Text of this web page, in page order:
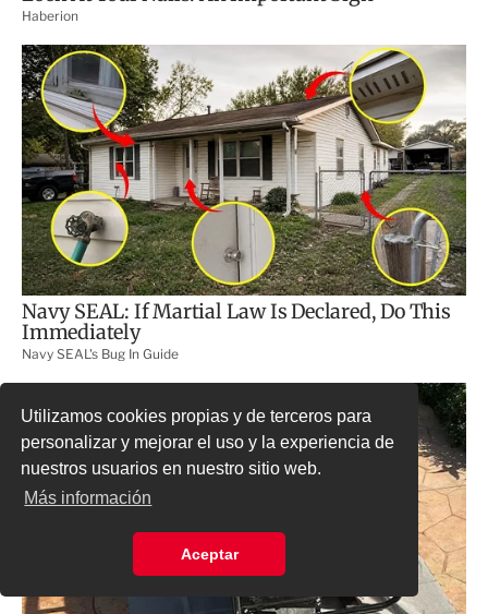
Utilizamos cookies propias y de terceros para
personalizar y mejorar el uso y la experiencia de
nuestros usuarios en nuestro sitio web.
Más información
Aceptar